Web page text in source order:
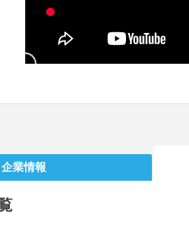
企業情報